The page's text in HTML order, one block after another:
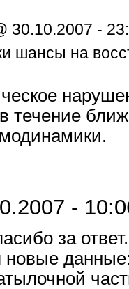
30.10.2007 -
шансы на
в течение
-
за ответ.
новые